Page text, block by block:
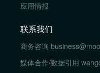
应用情报
联系我们
商务咨询
媒体合作/数据引用